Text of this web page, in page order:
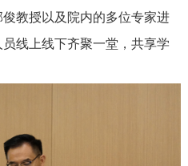
教授以及院内的多位专家进
线上线下齐聚一堂，共享学